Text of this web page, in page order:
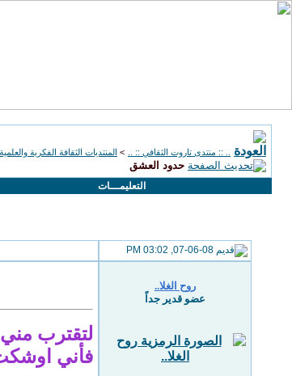
.. :: منتدى تاروت الثقافي :: .. > المنتديات الثقافة الفكرية والعلمية
حدود العشق
التعليمـــات
روح الغلا..
عضو قدير جداً
لتقترب مني
فأني